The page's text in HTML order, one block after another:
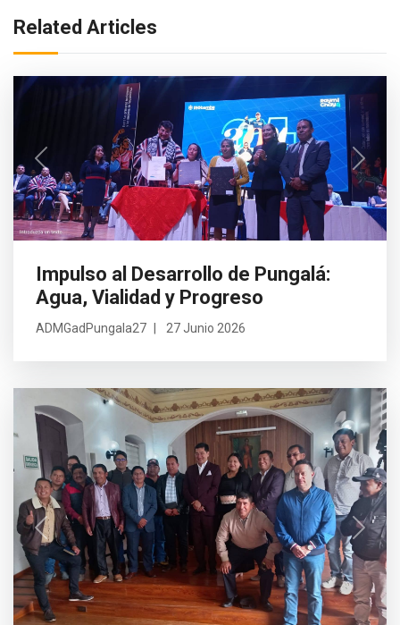
Related Articles
Previous Next
Impulso al Desarrollo de Pungalá:
Agua, Vialidad y Progreso
ADMGadPungala27 27 Junio 2026
Previous Next